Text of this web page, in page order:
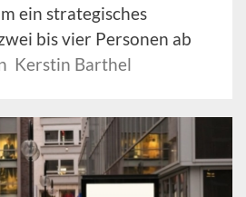
ein strategisches
bis vier Personen ab
Kerstin Barthel